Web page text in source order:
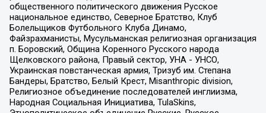
общественного политического движения Русское
национальное единство, Северное Братство, Клуб
Болельщиков Футбольного Клуба Динамо,
Файзрахманисты, Мусульманская религиозная организация
п. Боровский, Община Коренного Русского народа
Щелковского района, Правый сектор, УНА - УНСО,
Украинская повстанческая армия, Тризуб им. Степана
Бандеры, Братство, Белый Крест, Misanthropic division,
Религиозное объединение последователей инглиизма,
Народная Социальная Инициатива, TulaSkins,